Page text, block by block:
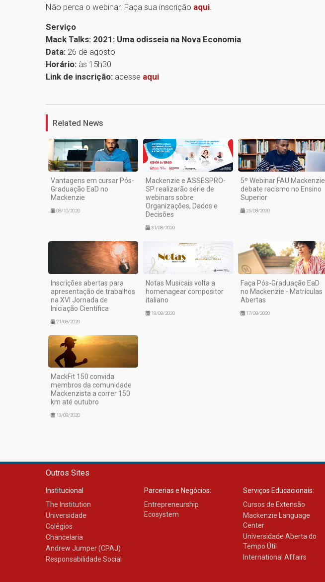
Não perca o webinar. Faça sua inscrição aqui.
Serviço
Mack Talks: 2021: Uma odisseia na Nova Economia
Data: 26 de agosto
Horário: às 15h30
Link de inscrição: acesse aqui
Related News
Vantagens em cursar Pós-
Graduação EaD no
Mackenzie
08/10/2020
Mackenzie e ASSESPRO-
SP realizarão série de
webinars sobre
Organizações, Dados e
Decisões
31/08/2020
5º Webinar FAU Mackenzie
debate racismo no Ensino
Superior
25/08/2020
Inscrições abertas para
apresentação de trabalhos
na XVI Jornada de
Iniciação Científica
21/08/2020
Notas Musicais volta a
homenagear compositor
italiano
18/08/2020
Faça Pós-Graduação EaD
no Mackenzie - Matrículas
Abertas
17/08/2020
MackFit 150 convida
membros da comunidade
Mackenzista a correr 150
km até outubro
13/08/2020
Outros Sites
Institucional
The Institution
Universidade
Colégios
Chancelaria
Andrew Jumper (CPAJ)
Responsabilidade Social
Parcerias e Negócios:
Entrepreneurship
Ecosystem
Serviços Educacionais:
Cursos de Extensão
Mackenzie Language
Center
Universidade Aberta do
Tempo Útil
International Affairs